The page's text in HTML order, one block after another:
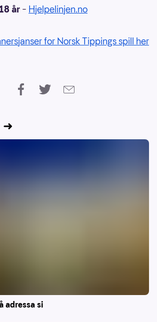
år – Hjelpelinjen.no
for Norsk Tippings spill her
adressa si